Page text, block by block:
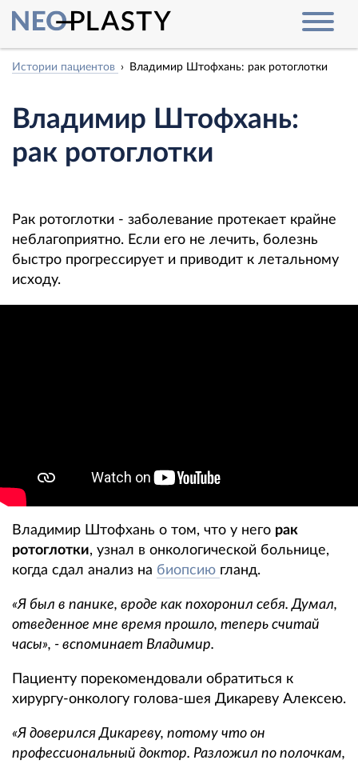
Истории пациентов Владимир Штофхань: рак ротоглотки
Владимир Штофхань:
рак ротоглотки
Рак ротоглотки - заболевание протекает крайне
неблагоприятно. Если его не лечить, болезнь
быстро прогрессирует и приводит к летальному
исходу.
Владимир Штофхань о том, что у него рак
ротоглотки, узнал в онкологической больнице,
когда сдал анализ на биопсию гланд.
«Я был в панике, вроде как похоронил себя. Думал,
отведенное мне время прошло, теперь считай
часы», - вспоминает Владимир.
Пациенту порекомендовали обратиться к
хирургу-онкологу голова-шея Дикареву Алексею.
«Я доверился Дикареву, потому что он
профессиональный доктор. Разложил по полочкам,